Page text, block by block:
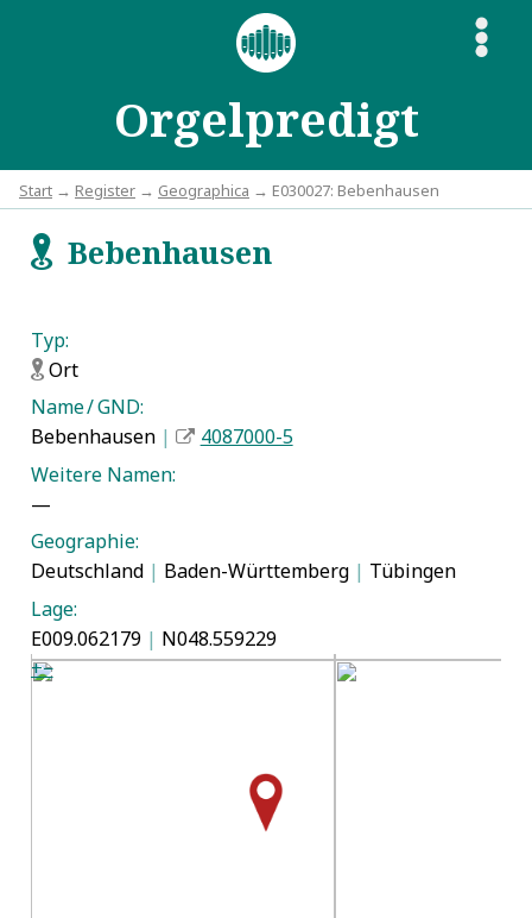
Orgelpredigt
S
Start → Register → Geographica → E030027: Bebenhausen
fBebenhausen
Typ:
fOrt
Name / GND:
Bebenhausen |
4087000-5
Weitere Namen:
—
Geographie:
Deutschland | Baden-Württemberg | Tübingen
Lage:
E009.062179 | N048.559229
+−